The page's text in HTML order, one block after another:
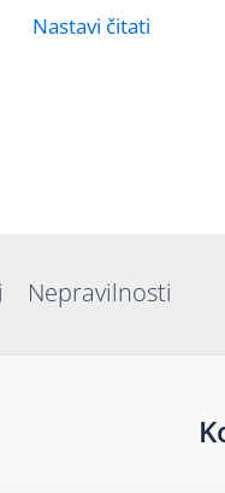
Nastavi čitati
Nepravilnosti